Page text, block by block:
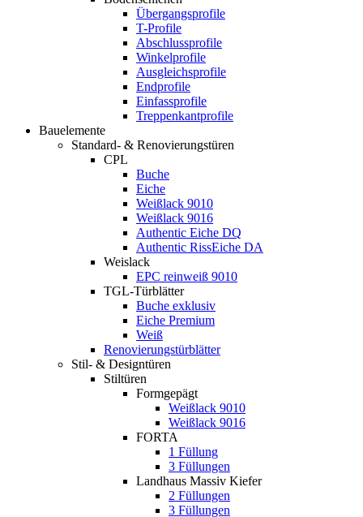
Übergangsprofile
T-Profile
Abschlussprofile
Winkelprofile
Ausgleichsprofile
Endprofile
Einfassprofile
Treppenkantprofile
Bauelemente
Standard- & Renovierungstüren
CPL
Buche
Eiche
Weißlack 9010
Weißlack 9016
Authentic Eiche DQ
Authentic RissEiche DA
Weislack
EPC reinweiß 9010
TGL-Türblätter
Buche exklusiv
Eiche Premium
Weiß
Renovierungstürblätter
Stil- & Designtüren
Stiltüren
Formgepägt
Weißlack 9010
Weißlack 9016
FORTA
1 Füllung
3 Füllungen
Landhaus Massiv Kiefer
2 Füllungen
3 Füllungen